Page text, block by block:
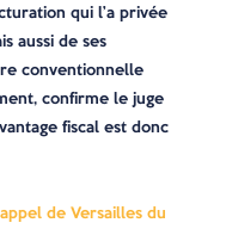
qui l’a privée
aussi de ses
conventionnelle
confirme le juge
fiscal est donc
de Versailles du